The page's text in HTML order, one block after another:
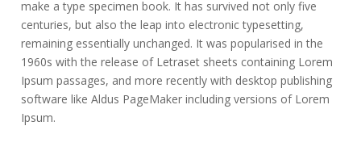
make a type specimen book. It has survived not only five
centuries, but also the leap into electronic typesetting,
remaining essentially unchanged. It was popularised in the
1960s with the release of Letraset sheets containing Lorem
Ipsum passages, and more recently with desktop publishing
software like Aldus PageMaker including versions of Lorem
Ipsum.